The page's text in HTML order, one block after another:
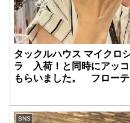
タックルハウス マイクロ
ラ 入荷！と同時にアッコ
もらいました。 フロー
SNS